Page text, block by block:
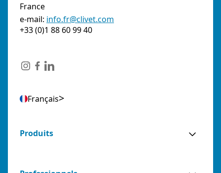
France
e-mail: info.fr@clivet.com
+33 (0)1 88 60 99 40
Français
Produits